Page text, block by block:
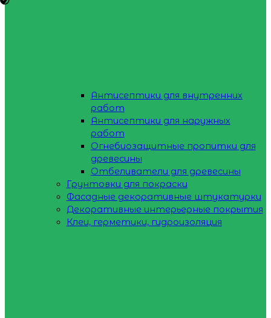
Антисептики для внутренних
работ
Антисептики для наружных
работ
Огнебиозащитные пропитки для
древесины
Отбеливатели для древесины
Грунтовки для покраски
Фасадные декоративные штукатурки
Декоративные интерьерные покрытия
Клеи, герметики, гидроизоляция